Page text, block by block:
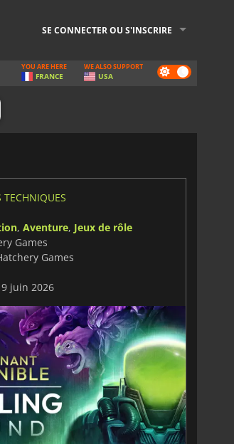
SE CONNECTER OU S'INSCRIRE
Dark
mode
YOU ARE HERE
FRANCE
WE ALSO SUPPORT
USA
, Aventure, Jeux de rôle
Games
Games
juin 2026